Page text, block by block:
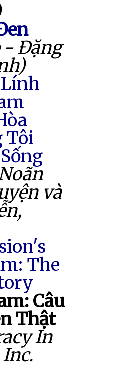
- Đặng
Tôi
và
The
Câu
Thật
In